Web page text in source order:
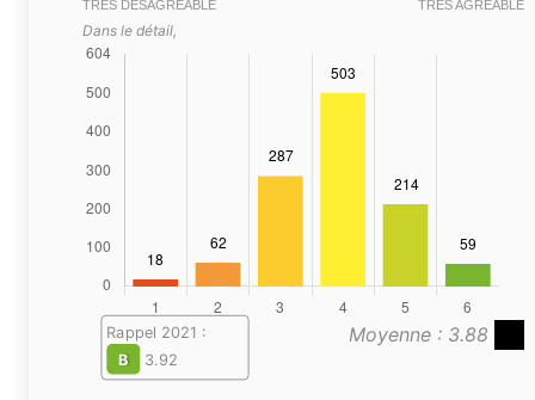
TRÈS DÉSAGRÉABLE TRÈS AGRÉABLE
Dans le détail,
Moyenne : 3.88
Rappel 2021 :
B
3.92